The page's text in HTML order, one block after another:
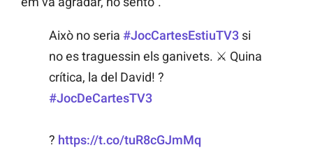
Això no seria #JocCartesEstiuTV3 si
no es traguessin els ganivets. ⚔️ Quina
crítica, la del David! ?
#JocDeCartesTV3
? https://t.co/tuR8cGJmMq